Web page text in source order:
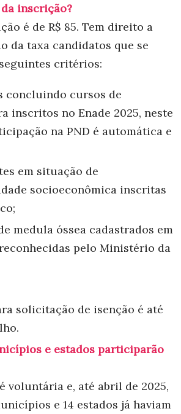
inscrição?
é de R$ 85. Tem direito a
da taxa candidatos que se
critérios:
concluindo cursos de
inscritos no Enade 2025, neste
na PND é automática e
em situação de
socioeconômica inscritas
medula óssea cadastrados em
pelo Ministério da
solicitação de isenção é até
e estados participarão
voluntária e, até abril de 2025,
e 14 estados já haviam